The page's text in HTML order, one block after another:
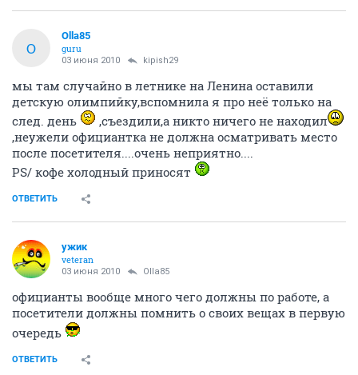
O
Olla85
guru
03 июня 2010 kipish29
мы там случайно в летнике на Ленина оставили
детскую олимпийку,вспомнила я про неё только на
след. день
,съездили,а никто ничего не находил
,неужели официантка не должна осматривать место
после посетителя....очень неприятно....
PS/ кофе холодный приносят
ОТВЕТИТЬ
ужик
veteran
03 июня 2010 Olla85
официанты вообще много чего должны по работе, а
посетители должны помнить о своих вещах в первую
очередь
ОТВЕТИТЬ